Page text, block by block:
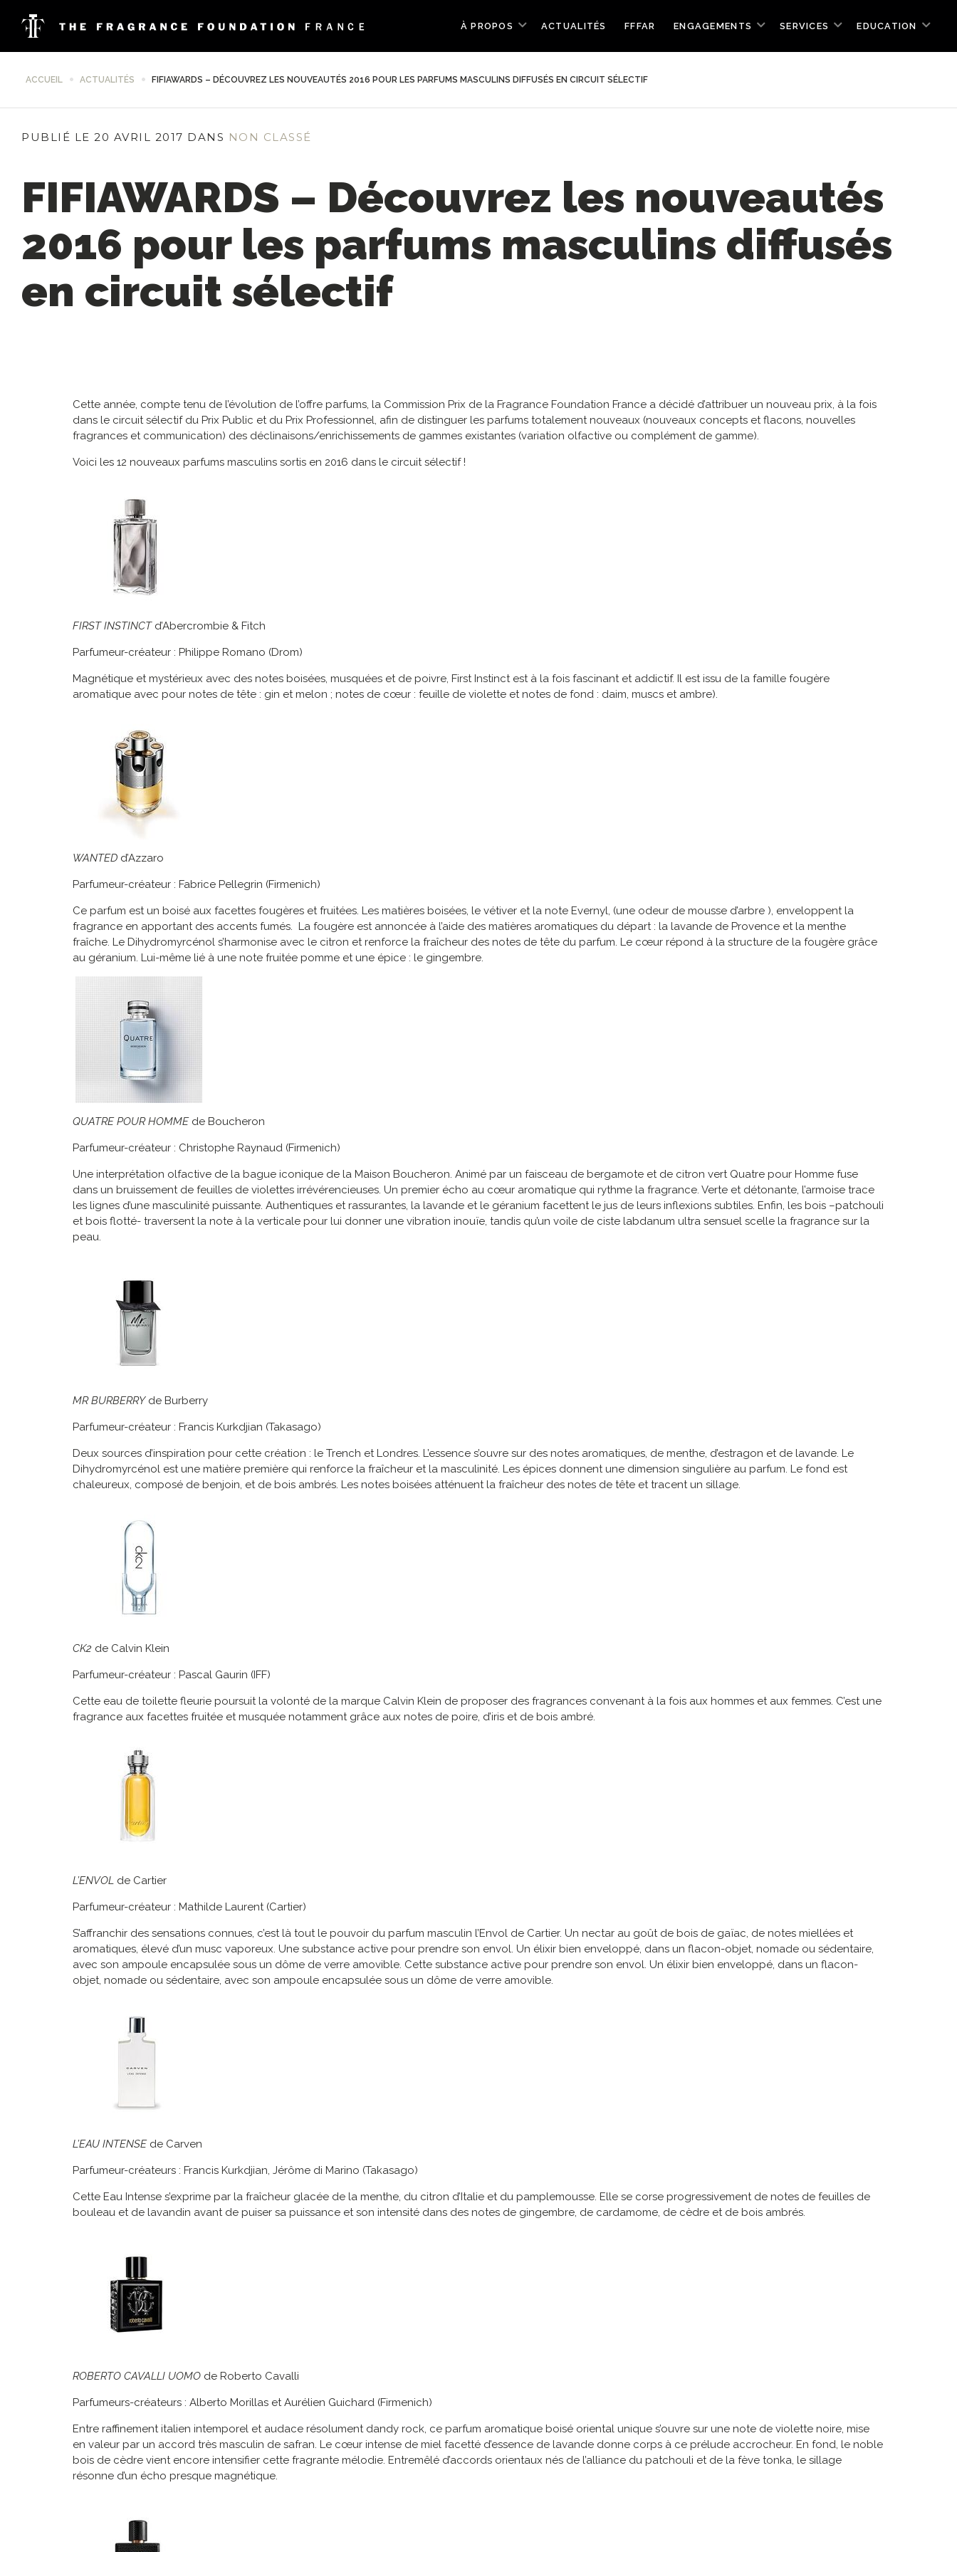
À PROPOS ACTUALITÉS FFFAR ENGAGEMENTS SERVICES EDUCATION
ACCUEIL ACTUALITÉS FIFIAWARDS – DÉCOUVREZ LES NOUVEAUTÉS 2016 POUR LES PARFUMS MASCULINS DIFFUSÉS EN CIRCUIT SÉLECTIF
PUBLIÉ LE 20 AVRIL 2017 DANS NON CLASSÉ
FIFIAWARDS – Découvrez les nouveautés
2016 pour les parfums masculins diffusés
en circuit sélectif
Cette année, compte tenu de l’évolution de l’offre parfums, la Commission Prix de la Fragrance Foundation France a décidé d’attribuer un nouveau prix, à la fois
dans le circuit sélectif du Prix Public et du Prix Professionnel, afin de distinguer les parfums totalement nouveaux (nouveaux concepts et flacons, nouvelles
fragrances et communication) des déclinaisons/enrichissements de gammes existantes (variation olfactive ou complément de gamme).
Voici les 12 nouveaux parfums masculins sortis en 2016 dans le circuit sélectif !
FIRST INSTINCTd’Abercrombie & Fitch
Parfumeur-créateur : Philippe Romano (Drom)
Magnétique et mystérieux avec des notes boisées, musquées et de poivre, First Instinct est à la fois fascinant et addictif. Il est issu de la famille fougère
aromatique avec pour notes de tête : gin et melon ; notes de cœur : feuille de violette et notes de fond : daim, muscs et ambre).
WANTED d’Azzaro
Parfumeur-créateur : Fabrice Pellegrin (Firmenich)
Ce parfum est un boisé aux facettes fougères et fruitées. Les matières boisées, le vétiver et la note Evernyl, (une odeur de mousse d’arbre ), enveloppent la
fragrance en apportant des accents fumés. La fougère est annoncée à l’aide des matières aromatiques du départ : la lavande de Provence et la menthe
fraîche. Le Dihydromyrcénol s’harmonise avec le citron et renforce la fraîcheur des notes de tête du parfum. Le cœur répond à la structure de la fougère grâce
au géranium. Lui-même lié à une note fruitée pomme et une épice : le gingembre.
QUATRE POUR HOMMEde Boucheron
Parfumeur-créateur : Christophe Raynaud (Firmenich)
Une interprétation olfactive de la bague iconique de la Maison Boucheron. Animé par un faisceau de bergamote et de citron vert Quatre pour Homme fuse
dans un bruissement de feuilles de violettes irrévérencieuses. Un premier écho au cœur aromatique qui rythme la fragrance. Verte et détonante, l’armoise trace
les lignes d’une masculinité puissante. Authentiques et rassurantes, la lavande et le géranium facettent le jus de leurs inflexions subtiles. Enfin, les bois –patchouli
et bois flotté- traversent la note à la verticale pour lui donner une vibration inouïe, tandis qu’un voile de ciste labdanum ultra sensuel scelle la fragrance sur la
peau.
MR BURBERRYde Burberry
Parfumeur-créateur : Francis Kurkdjian (Takasago)
Deux sources d’inspiration pour cette création : le Trench et Londres. L’essence s’ouvre sur des notes aromatiques, de menthe, d’estragon et de lavande. Le
Dihydromyrcénol est une matière première qui renforce la fraîcheur et la masculinité. Les épices donnent une dimension singulière au parfum. Le fond est
chaleureux, composé de benjoin, et de bois ambrés. Les notes boisées atténuent la fraîcheur des notes de tête et tracent un sillage.
CK2 de Calvin Klein
Parfumeur-créateur : Pascal Gaurin (IFF)
Cette eau de toilette fleurie poursuit la volonté de la marque Calvin Klein de proposer des fragrances convenant à la fois aux hommes et aux femmes. C’est une
fragrance aux facettes fruitée et musquée notamment grâce aux notes de poire, d’iris et de bois ambré.
L’ENVOL de Cartier
Parfumeur-créateur : Mathilde Laurent (Cartier)
S’affranchir des sensations connues, c’est là tout le pouvoir du parfum masculin l’Envol de Cartier. Un nectar au goût de bois de gaïac, de notes miellées et
aromatiques, élevé d’un musc vaporeux. Une substance active pour prendre son envol. Un élixir bien enveloppé, dans un flacon-objet, nomade ou sédentaire,
avec son ampoule encapsulée sous un dôme de verre amovible. Cette substance active pour prendre son envol. Un élixir bien enveloppé, dans un flacon-
objet, nomade ou sédentaire, avec son ampoule encapsulée sous un dôme de verre amovible.
L’EAU INTENSEde Carven
Parfumeur-créateurs : Francis Kurkdjian, Jérôme di Marino (Takasago)
Cette Eau Intense s’exprime par la fraîcheur glacée de la menthe, du citron d’Italie et du pamplemousse. Elle se corse progressivement de notes de feuilles de
bouleau et de lavandin avant de puiser sa puissance et son intensité dans des notes de gingembre, de cardamome, de cèdre et de bois ambrés.
ROBERTO CAVALLI UOMO de Roberto Cavalli
Parfumeurs-créateurs : Alberto Morillas et Aurélien Guichard (Firmenich)
Entre raffinement italien intemporel et audace résolument dandy rock, ce parfum aromatique boisé oriental unique s’ouvre sur une note de violette noire, mise
en valeur par un accord très masculin de safran. Le cœur intense de miel facetté d’essence de lavande donne corps à ce prélude accrocheur. En fond, le noble
bois de cèdre vient encore intensifier cette fragrante mélodie. Entremêlé d’accords orientaux nés de l’alliance du patchouli et de la fève tonka, le sillage
résonne d’un écho presque magnétique.